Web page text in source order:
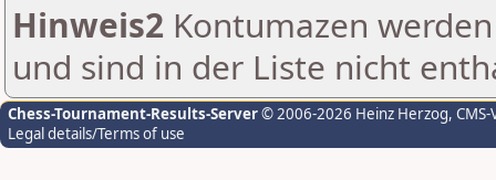
Hinweis2 Kontumazen
und sind in der Liste nicht
Chess-Tournament-Results-Server© 2006-2026 Heinz Herzog,
Legal details/Terms of use